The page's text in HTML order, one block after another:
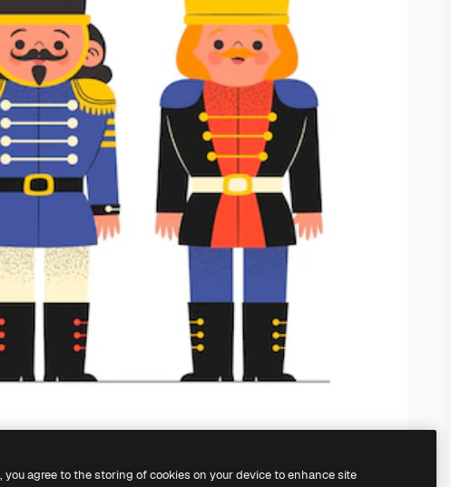
you agree to the storing of cookies on your device to enhance site